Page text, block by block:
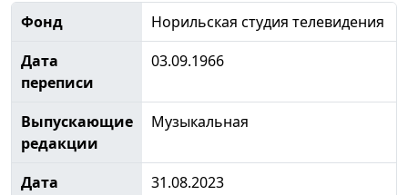
Фонд
Норильская студия телевидения
Дата
переписи
03.09.1966
Выпускающие
редакции
Музыкальная
Дата
31.08.2023